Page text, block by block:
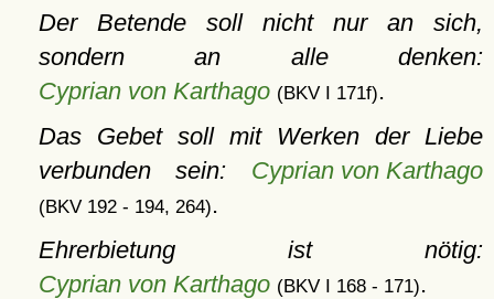
Der Betende soll nicht nur an sich,
sondern an alle denken:
Cyprian von Karthago (BKV I 171f).
Das Gebet soll mit Werken der Liebe
verbunden sein: Cyprian von Karthago
(BKV 192 - 194, 264).
Ehrerbietung ist nötig:
Cyprian von Karthago (BKV I 168 - 171).